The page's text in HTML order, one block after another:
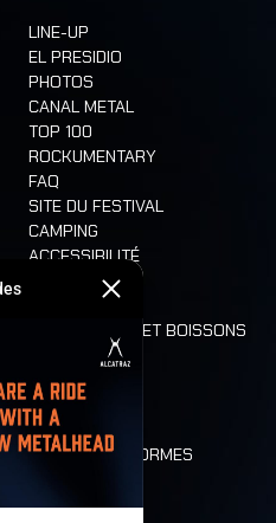
LINE-UP
EL PRESIDIO
PHOTOS
CANAL METAL
TOP 100
ROCKUMENTARY
FAQ
SITE DU FESTIVAL
CAMPING
ACCESSIBILITÉ
CASHLESS
ALIMENTATION ET BOISSONS
LONE WOLVES
PLAN
DEATH RIDE
VALEURS ET NORMES
HISTOIRE